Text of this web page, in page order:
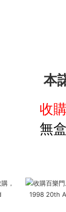
本
收
無